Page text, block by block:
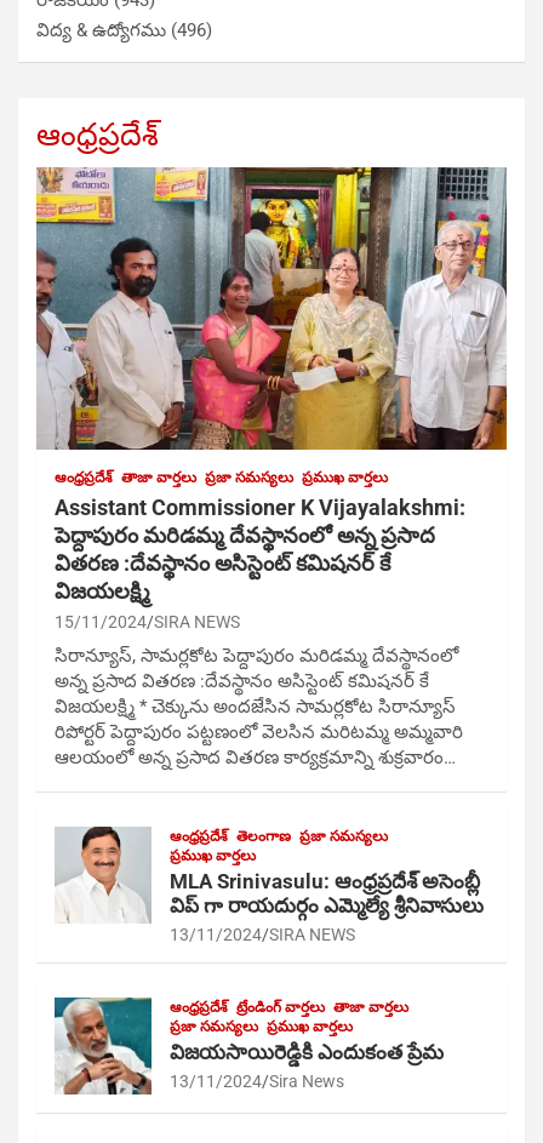
విద్య & ఉద్యోగము (496)
ఆంధ్రప్రదేశ్
ఆంధ్రప్రదేశ్ తాజా వార్తలు ప్రజా సమస్యలు ప్రముఖ వార్తలు
Assistant Commissioner K Vijayalakshmi:
పెద్దాపురం మరిడమ్మ దేవస్థానంలో అన్న ప్రసాద
వితరణ :దేవస్థానం అసిస్టెంట్ కమిషనర్ కే
విజయలక్ష్మి
15/11/2024 SIRA NEWS
సిరాన్యూస్, సామర్లకోట పెద్దాపురం మరిడమ్మ దేవస్థానంలో
అన్న ప్రసాద వితరణ :దేవస్థానం అసిస్టెంట్ కమిషనర్ కే
విజయలక్ష్మి * చెక్కును అందజేసిన సామర్లకోట సిరాన్యూస్
రిపోర్టర్ పెద్దాపురం పట్టణంలో వెలసిన మరిటమ్మ అమ్మవారి
ఆలయంలో అన్న ప్రసాద వితరణ కార్యక్రమాన్ని శుక్రవారం…
ఆంధ్రప్రదేశ్ తెలంగాణ ప్రజా సమస్యలు
ప్రముఖ వార్తలు
MLA Srinivasulu: ఆంధ్రప్రదేశ్ అసెంబ్లీ
విప్ గా రాయదుర్గం ఎమ్మెల్యే శ్రీనివాసులు
13/11/2024 SIRA NEWS
ఆంధ్రప్రదేశ్ ట్రేండింగ్ వార్తలు తాజా వార్తలు
ప్రజా సమస్యలు ప్రముఖ వార్తలు
విజయసాయిరెడ్డికి ఎందుకంత ప్రేమ
13/11/2024 Sira News